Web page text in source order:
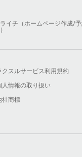
イチ（ホームページ作成/
クスルサービス利用規約
人情報の取り扱い
社商標